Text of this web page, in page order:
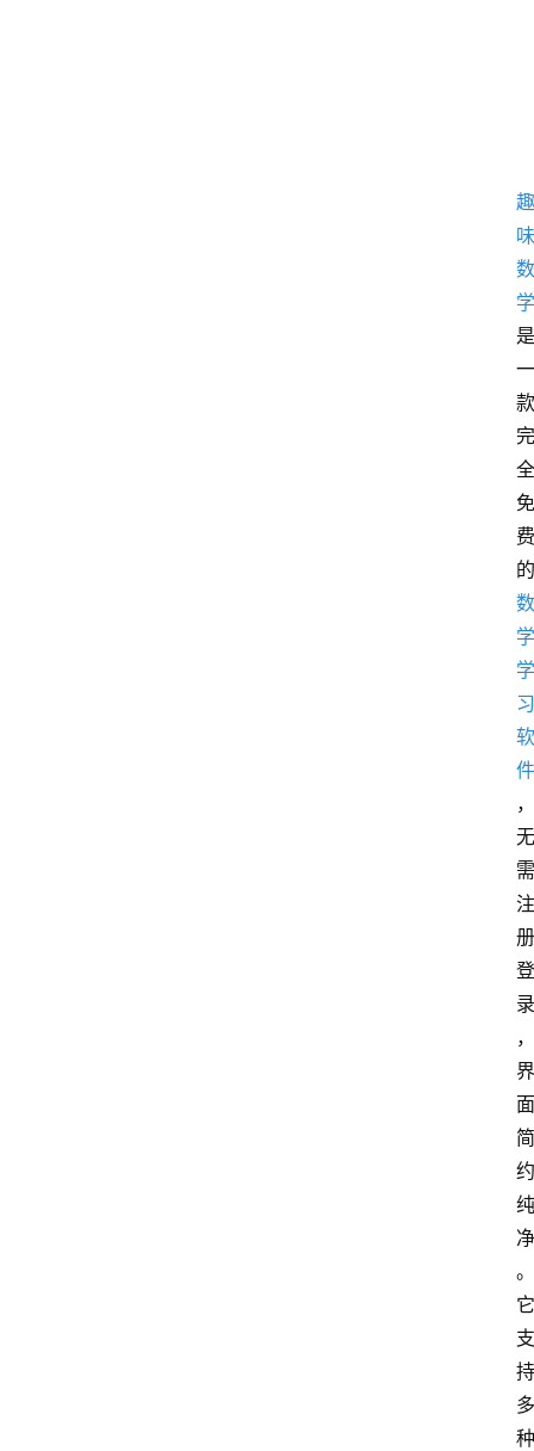
趣
味
数
学
是
一
款
完
全
免
费
的
数
学
学
习
软
件
，
无
需
注
册
登
录
，
界
面
简
约
纯
净
。
它
支
持
多
种